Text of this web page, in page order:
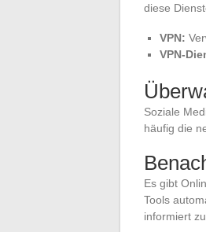
diese
VPN:
VPN-
Soziale
häufig die
Es gibt
Tools
informiert